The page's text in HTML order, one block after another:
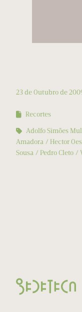
23 de Outubro de
Recortes
Adolfo Simões
Amadora
Hector
Sousa
Pedro Cleto